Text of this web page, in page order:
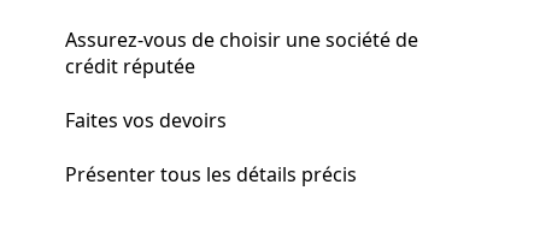
Assurez-vous de choisir une société de
crédit réputée
Faites vos devoirs
Présenter tous les détails précis